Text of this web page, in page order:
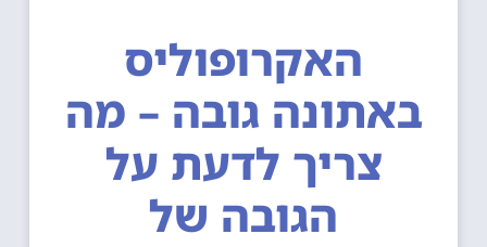
האקרופוליס
גובה – מה
צריך לדעת על
הגובה של